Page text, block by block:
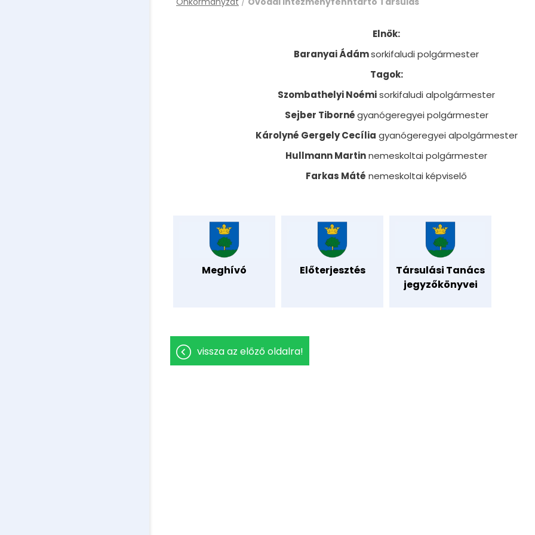
Elnök:
Baranyai Ádámsorkifaludi polgármester
Tagok:
Szombathelyi Noémisorkifaludi alpolgármester
Sejber Tibornégyanógeregyei polgármester
Károlyné Gergely Cecília gyanógeregyei alpolgármester
Hullmann Martinnemeskoltai polgármester
Farkas Máté nemeskoltai képviselő
Meghívó Előterjesztés
Társulási Tanács
jegyzőkönyvei
vissza az előző oldalra!